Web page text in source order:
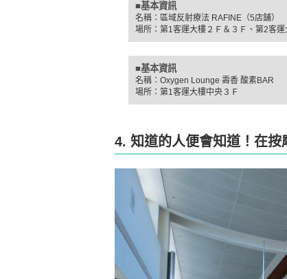
■基本資訊
名稱：區域反射療法 RAFINE（5店舗）
場所：第1客運大樓２Ｆ＆３Ｆ、第2客
■基本資訊
名稱：Oxygen Lounge 壽香 酸素BAR
場所：第1客運大樓中央３Ｆ
4. 知道的人便會知道！在按